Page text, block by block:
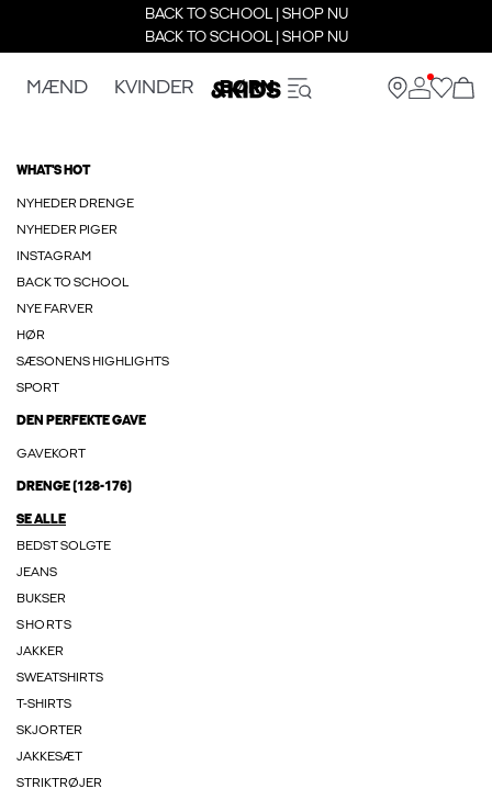
BACK TO SCHOOL | SHOP NU
BACK TO SCHOOL | SHOP NU
MÆND KVINDER BØRN
WHAT'S HOT
NYHEDER DRENGE
NYHEDER PIGER
INSTAGRAM
BACK TO SCHOOL
NYE FARVER
HØR
SÆSONENS HIGHLIGHTS
SPORT
DEN PERFEKTE GAVE
GAVEKORT
DRENGE (128-176)
SE ALLE
BEDST SOLGTE
JEANS
BUKSER
SHORTS
JAKKER
SWEATSHIRTS
T-SHIRTS
SKJORTER
JAKKESÆT
STRIKTRØJER